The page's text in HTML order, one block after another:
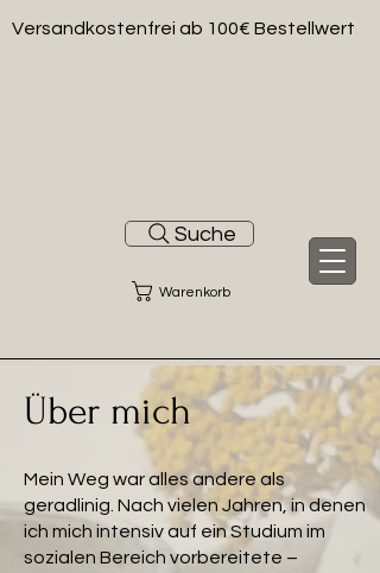
Versandkostenfrei ab 100€ Bestellwert
Suche
Warenkorb
Über mich
Mein Weg war alles andere als
geradlinig. Nach vielen Jahren, in denen
ich mich intensiv auf ein Studium im
sozialen Bereich vorbereitete –